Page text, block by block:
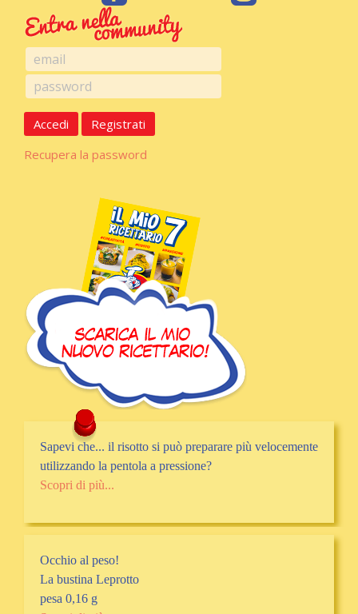
Accedi
Registrati
Recupera la password
Sapevi che... il risotto si può preparare più velocemente
utilizzando la pentola a pressione?
Scopri di più...
Occhio al peso!
La bustina Leprotto
pesa 0,16 g